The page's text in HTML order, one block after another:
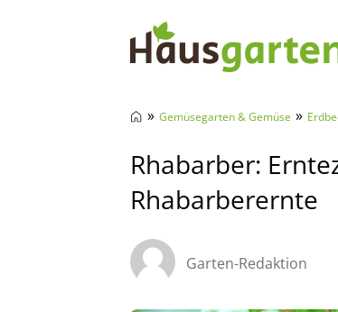
» Gemüsegarten & Gemüse »
Rhabarber:
Rhabarberernte
Garten-Redaktion